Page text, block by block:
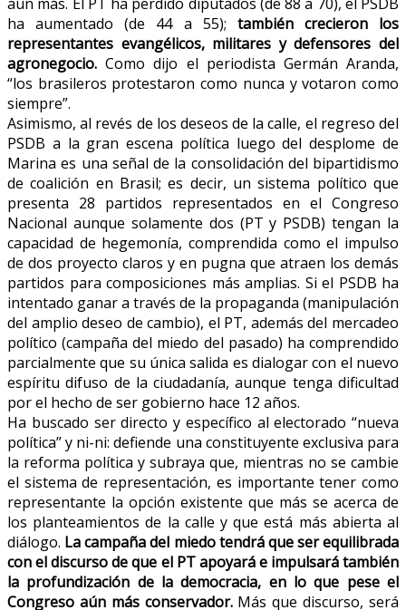
ha aumentado (de 44 a 55); también crecieron los
representantes evangélicos, militares y defensores del
agronegocio. Como dijo el periodista Germán Aranda,
“los brasileros protestaron como nunca y votaron como
siempre”.
Asimismo, al revés de los deseos de la calle, el regreso del
PSDB a la gran escena política luego del desplome de
Marina es una señal de la consolidación del bipartidismo
de coalición en Brasil; es decir, un sistema político que
presenta 28 partidos representados en el Congreso
Nacional aunque solamente dos (PT y PSDB) tengan la
capacidad de hegemonía, comprendida como el impulso
de dos proyecto claros y en pugna que atraen los demás
partidos para composiciones más amplias. Si el PSDB ha
intentado ganar a través de la propaganda (manipulación
del amplio deseo de cambio), el PT, además del mercadeo
político (campaña del miedo del pasado) ha comprendido
parcialmente que su única salida es dialogar con el nuevo
espíritu difuso de la ciudadanía, aunque tenga dificultad
por el hecho de ser gobierno hace 12 años.
Ha buscado ser directo y específico al electorado “nueva
política” y ni-ni: defiende una constituyente exclusiva para
la reforma política y subraya que, mientras no se cambie
el sistema de representación, es importante tener como
representante la opción existente que más se acerca de
los planteamientos de la calle y que está más abierta al
diálogo. La campaña del miedo tendrá que ser equilibrada
con el discurso de que el PT apoyará e impulsará también
la profundización de la democracia, en lo que pese el
Congreso aún más conservador. Más que discurso, será